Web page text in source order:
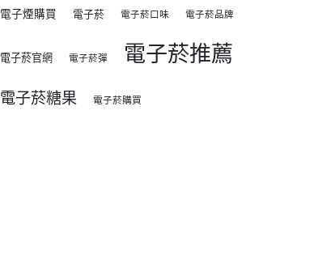
電子煙購買 電子菸 電子菸口味 電子菸品牌
電子菸官網 電子菸彈 電子菸推薦
電子菸糖果 電子菸購買